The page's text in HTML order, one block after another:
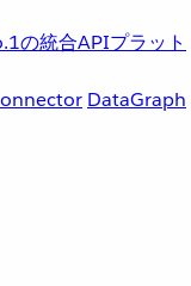
の統合APIプラット
DataGraph